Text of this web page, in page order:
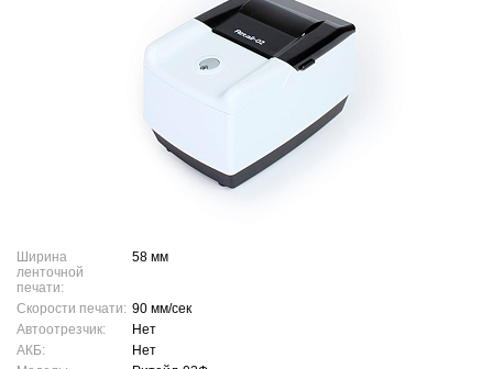
Ширина
ленточной
печати:
58 мм
Скорости печати: 90 мм/сек
Автоотрезчик:
Нет
АКБ:
Нет